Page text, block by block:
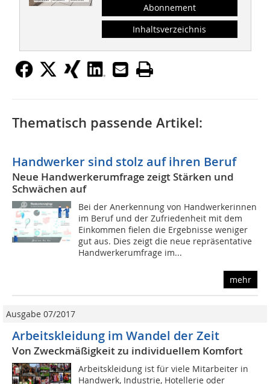
Abonnement
Inhaltsverzeichnis
Thematisch passende Artikel:
Handwerker sind stolz auf ihren Beruf
Neue Handwerkerumfrage zeigt Stärken und
Schwächen auf
Bei der Anerkennung von Handwerkerinnen
im Beruf und der Zufriedenheit mit dem
Einkommen fielen die Ergebnisse weniger
gut aus. Dies zeigt die neue repräsentative
Handwerkerumfrage im...
mehr
Ausgabe 07/2017
Arbeitskleidung im Wandel der Zeit
Von Zweckmäßigkeit zu individuellem Komfort
Arbeitskleidung ist für viele Mitarbeiter in
Handwerk, Industrie, Hotellerie oder